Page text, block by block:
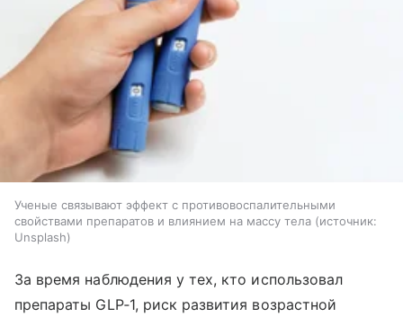
Ученые связывают эффект с противовоспалительными
свойствами препаратов и влиянием на массу тела
источник:
Unsplash
За время наблюдения у тех, кто использовал
препараты GLP‑1, риск развития возрастной